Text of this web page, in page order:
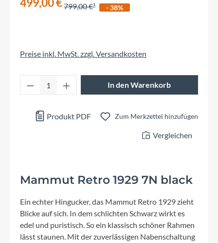
799,00 € - 38%
Preise inkl. MwSt. zzgl. Versandkosten
Produkt Anzahl: Gib den gewünschten
In den Warenkorb
Produkt PDF Zum Merkzettel hinzufügen
Vergleichen
Mammut Retro 1929 7N black
Ein echter Hingucker, das Mammut Retro 1929 zieht
Blicke auf sich. In dem schlichten Schwarz wirkt es
edel und puristisch. So ein klassisch schöner Rahmen
lässt staunen. Mit der zuverlässigen Nabenschaltung